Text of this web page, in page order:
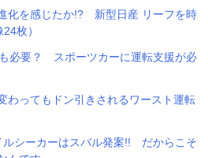
化を感じたか!? 新型日産 リーフを時
枚）
必要？ スポーツカーに運転支援が必
ってもドン引きされるワースト運転
シーカーはスバル発案!! だからこそ